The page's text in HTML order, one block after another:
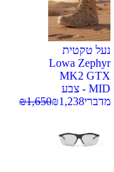
נעל טקטית
Lowa Zephyr
MK2 GTX
MID - צבע
מדברי
₪1,238
₪1,650